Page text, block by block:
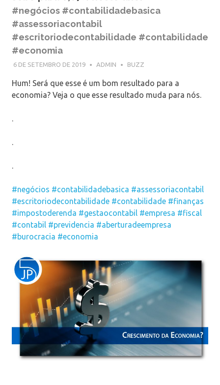
#negócios #contabilidadebasica
#assessoriacontabil
#escritoriodecontabilidade #contabilidade
#economia
6 DE SETEMBRO DE 2019 ADMIN BUZZ
Hum! Será que esse é um bom resultado para a
economia? Veja o que esse resultado muda para nós.
.
.
.
#negócios #contabilidadebasica #assessoriacontabil
#escritoriodecontabilidade #contabilidade #finanças
#impostoderenda #gestaocontabil #empresa #fiscal
#contabil #previdencia #aberturadeempresa
#burocracia #economia